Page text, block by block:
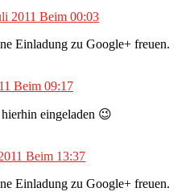
2011 Beim 00:03
Einladung zu Google+ freuen.
Beim 09:17
eingeladen 😉
Beim 13:37
Einladung zu Google+ freuen.